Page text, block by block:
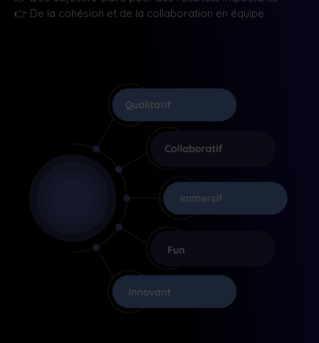
👉 De la cohésion et de la collaboration en équipe